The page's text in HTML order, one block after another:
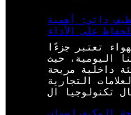
ذاتي: أهمية
على الأداء
تعتبر جزءًا
اليومية، حيث
داخلية مريحة
التجارية
المكيف لضمان